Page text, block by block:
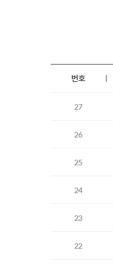
번호
27
26
25
24
23
22